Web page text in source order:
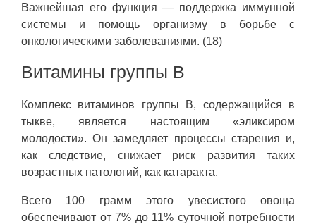
Важнейшая его функция — поддержка иммунной
системы и помощь организму в борьбе с
онкологическими заболеваниями. (18)
Витамины группы B
Комплекс витаминов группы B, содержащийся в
тыкве, является настоящим «эликсиром
молодости». Он замедляет процессы старения и,
как следствие, снижает риск развития таких
возрастных патологий, как катаракта.
Всего 100 грамм этого увесистого овоща
обеспечивают от 7% до 11% суточной потребности